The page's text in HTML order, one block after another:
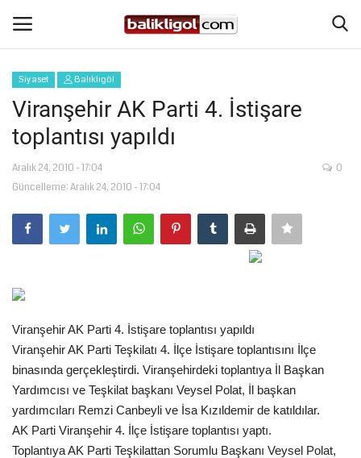
Giriş Yap
Anasayfa
Köşe Yazıları
Magazin
Spor
Gündem
Tekno Bilim
Siyaset Balıklıgöl
Viranşehir AK Parti 4. İstişare
toplantısı yapıldı
Aralık 24, 2010 - 17:04
Güncelleme: Aralık 24, 2010 - 17:04
0
Viranşehir AK Parti 4. İstişare toplantısı yapıldı
Viranşehir AK Parti Teşkilatı 4. İlçe İstişare toplantısını İlçe
binasında gerçekleştirdi. Viranşehirdeki toplantıya İl Başkan
Yardımcısı ve Teşkilat başkanı Veysel Polat, İl başkan
yardımcıları Remzi Canbeyli ve İsa Kızıldemir de katıldılar.
AK Parti Viranşehir 4. İlçe İstişare toplantısı yaptı.
Toplantıya AK Parti Teşkilattan Sorumlu Başkanı Veysel Polat,